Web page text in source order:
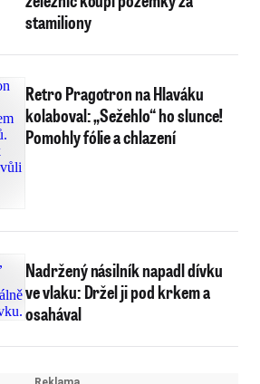
stamiliony
Retro Pragotron na Hlaváku
kolaboval: „Sežehlo“ ho slunce!
Pomohly fólie a chlazení
Nadržený násilník napadl dívku
ve vlaku: Držel ji pod krkem a
osahával